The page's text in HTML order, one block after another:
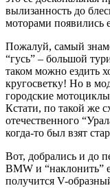
вылизанность до
моторами появились
Пожалуй, самый
“гусь” – большой
таком можно ездить
кругосветку! Но в
городские
Кстати, по такой же
отечественного
когда-то был взят
Вот, добрались и до
BMW и “наклонить”
получится V-